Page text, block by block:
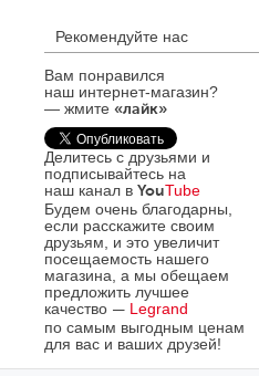
Legrand
Legrand
Удлинители «Safe Control»
Legrand
Аксессуары
LegrandЭлиум™
Силовые разъемы
Legrand
Рекомендуйте нас
Вам понравился
наш интернет-магазин?
— жмите «лайк»
Делитесь с друзьями и
подписывайтесь на
наш канал в YouTube
Будем очень благодарны,
если расскажите своим
друзьям, и это увеличит
посещаемость нашего
магазина, а мы обещаем
предложить лучшее
качество — Legrand
по самым выгодным ценам
для вас и ваших друзей!